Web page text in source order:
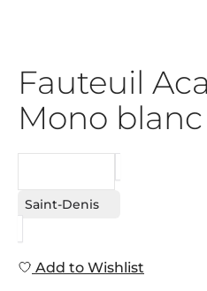
Fauteuil
Mono blanc
Saint-Denis
Add to Wishlist